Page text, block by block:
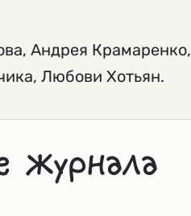
Андрея Крамаренко,
Любови Хотьян.
журнала